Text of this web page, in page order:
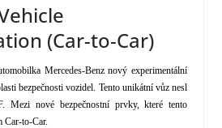
(Car-to-Car)
Mercedes-Benz nový experimentální
bezpečnosti vozidel. Tento unikátní vůz nesl
Mezi nové bezpečnostní prvky, které tento
Car-to-Car.